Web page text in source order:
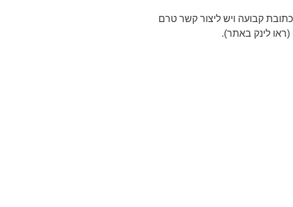
החבד אין עדיין כתובת קבועה ויש ליצור קשר טרם
לינק באתר).